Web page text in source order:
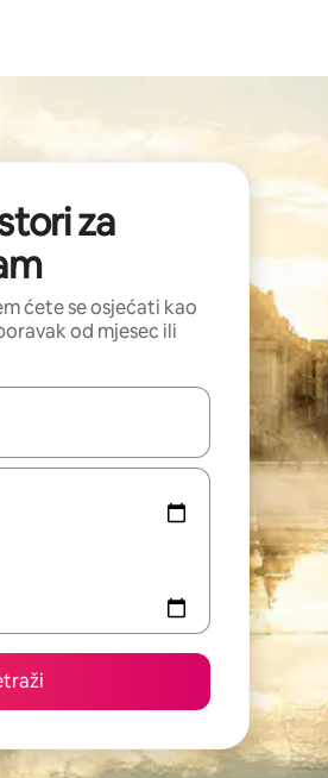
za
ćete se osjećati kao
od mjesec ili
moći ćete ih pregledati koristeći se